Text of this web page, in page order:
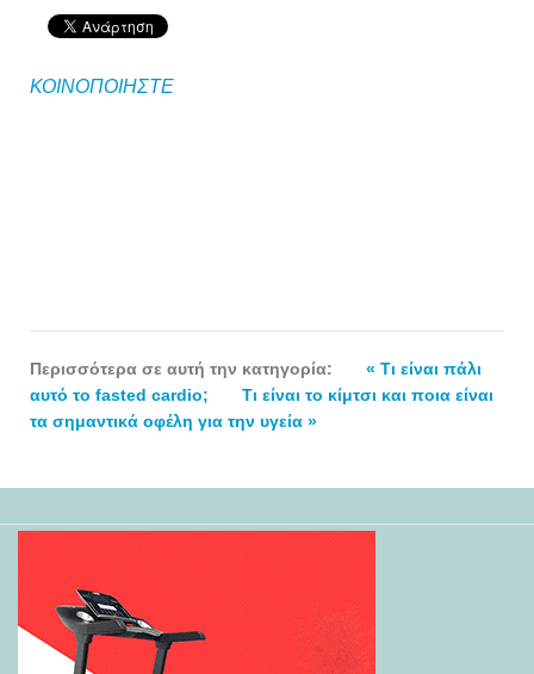
ΚΟΙΝΟΠΟΙΗΣΤΕ
Περισσότερα σε αυτή την κατηγορία:
« Τι είναι πάλι
αυτό το fasted cardio;
Τι είναι το κίμτσι και ποια είναι
τα σημαντικά οφέλη για την υγεία »